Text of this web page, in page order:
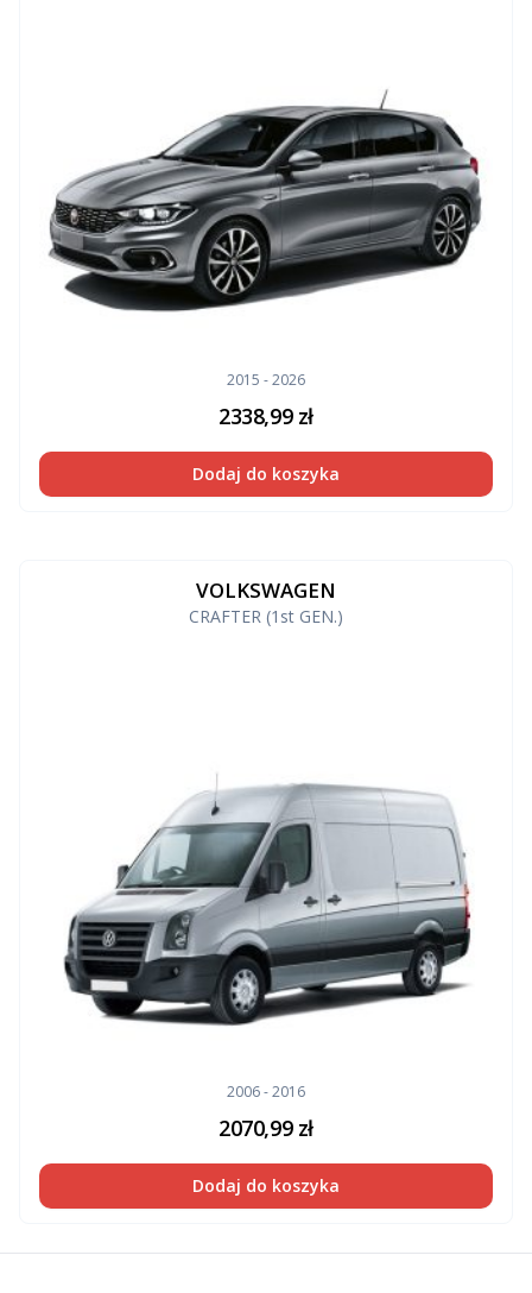
2015 - 2026
2338,99 zł
Dodaj do koszyka
VOLKSWAGEN
CRAFTER (1st GEN.)
2006 - 2016
2070,99 zł
Dodaj do koszyka